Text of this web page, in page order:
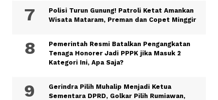
Polisi Turun Gunung! Patroli Ketat Amankan
Wisata Mataram, Preman dan Copet Minggir
Pemerintah Resmi Batalkan Pengangkatan
Tenaga Honorer Jadi PPPK jika Masuk 2
Kategori Ini, Apa Saja?
Gerindra Pilih Muhalip Menjadi Ketua
Sementara DPRD, Golkar Pilih Rumiawan,